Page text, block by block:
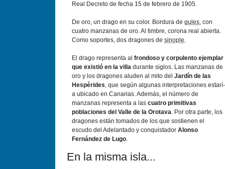
Real Decreto de fecha 15 de febrero de 1905.
De oro, un drago en su color. Bordura de gules, con
cuatro manzanas de oro. Al timbre, corona real abierta.
Como soportes, dos dragones de sinople.
El drago representa al frondoso y corpulento ejemplar
que existió en la villa durante siglos. Las manzanas de
oro y los dragones aluden al mito del Jardí­n de las
Hespérides, que según algunas interpretaciones estarí­
a ubicado en Canarias. Además, el número de
manzanas representa a las cuatro primitivas
poblaciones del Valle de la Orotava. Por otra parte, los
dragones están tomados de los que sostienen el
escudo del Adelantado y conquistador Alonso
Fernández de Lugo.
En la misma isla...